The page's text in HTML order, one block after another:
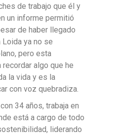
de trabajo que él y
un informe permitió
de haber llegado
Loida ya no se
pero esta
algo que he
la vida y es la
con voz quebradiza.
34 años, trabaja en
está a cargo de todo
liderando